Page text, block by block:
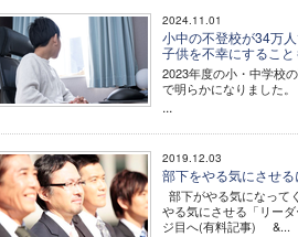
2024.11.01
小中の不登校が34万
子供を不幸にすること
2023年度の小・中学校
で明らかになりました。
...
2019.12.03
部下をやる気にさせ
部下がやる気になっ
やる気にさせる「リー
ジ目へ(有料記事) &...